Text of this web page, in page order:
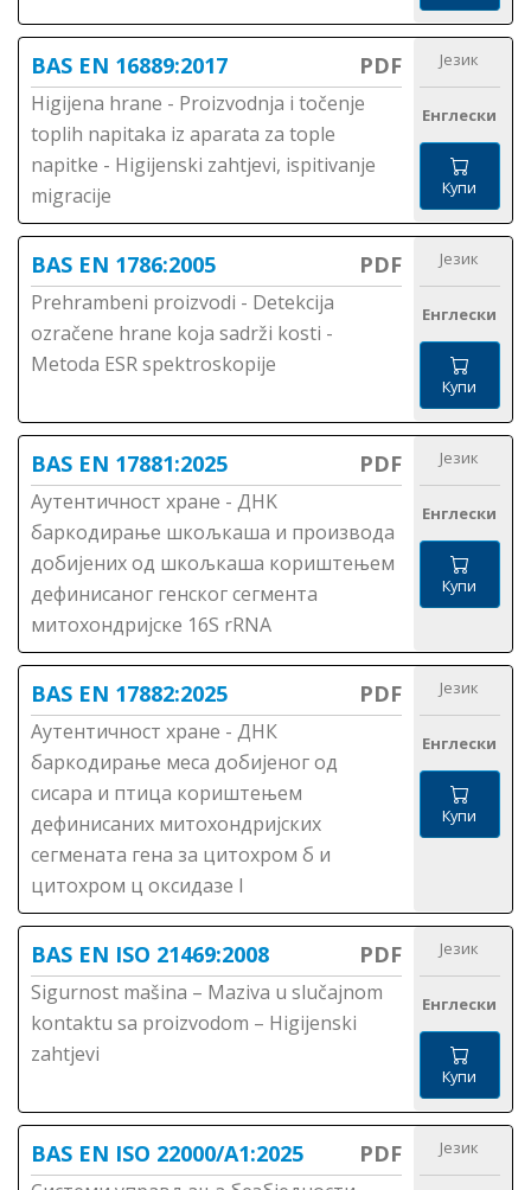
BAS EN 16889:2017 PDF
Higijena hrane - Proizvodnja i točenje
toplih napitaka iz aparata za tople
napitke - Higijenski zahtjevi, ispitivanje
migracije
Језик
Енглески
Купи
BAS EN 1786:2005 PDF
Prehrambeni proizvodi - Detekcija
ozračene hrane koja sadrži kosti -
Metoda ESR spektroskopije
Језик
Енглески
Купи
BAS EN 17881:2025 PDF
Аутентичност хране - ДНK
баркодирање шкољкаша и производа
добијених од шкољкаша кориштењем
дефинисаног генског сегмента
митохондријске 16S rRNA
Језик
Енглески
Купи
BAS EN 17882:2025 PDF
Аутентичност хране - ДНК
баркодирање меса добијеног од
сисара и птица кориштењем
дефинисаних митохондријских
сегмената гена за цитохром б и
цитохром ц оксидазе I
Језик
Енглески
Купи
BAS EN ISO 21469:2008 PDF
Sigurnost mašina – Maziva u slučajnom
kontaktu sa proizvodom – Higijenski
zahtjevi
Језик
Енглески
Купи
BAS EN ISO 22000/A1:2025 PDF Језик